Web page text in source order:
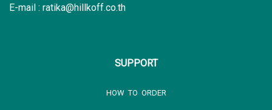
E-mail : ratika@hillkoff.co.th
SUPPORT
HOW TO ORDER